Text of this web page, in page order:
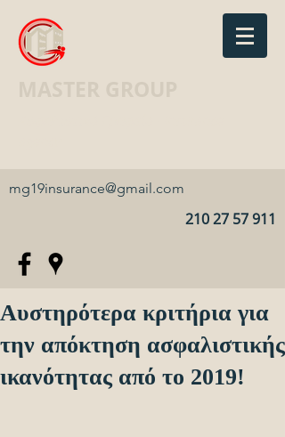
mg19insurance@gmail.com
210 27 57 911
Αυστηρότερα κριτήρια για
την απόκτηση ασφαλιστικής
ικανότητας από το 2019!